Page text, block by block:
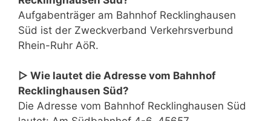
Aufgabenträger am Bahnhof Recklinghausen
Süd ist der Zweckverband Verkehrsverbund
Rhein-Ruhr AöR.
▷ Wie lautet die Adresse vom Bahnhof
Recklinghausen Süd?
Die Adresse vom Bahnhof Recklinghausen Süd